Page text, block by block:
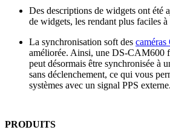
Des descriptions de widgets ont été
de widgets, les rendant plus faciles
La synchronisation soft des caméras
améliorée. Ainsi, une DS-CAM600
peut désormais être synchronisée à
sans déclenchement, ce qui vous
systèmes avec un signal PPS
PRODUITS